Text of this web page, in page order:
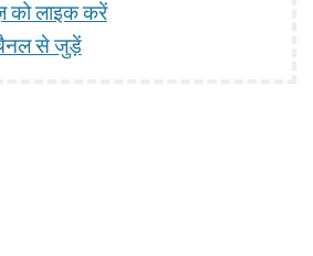
को लाइक करें
चैनल से जुड़ें